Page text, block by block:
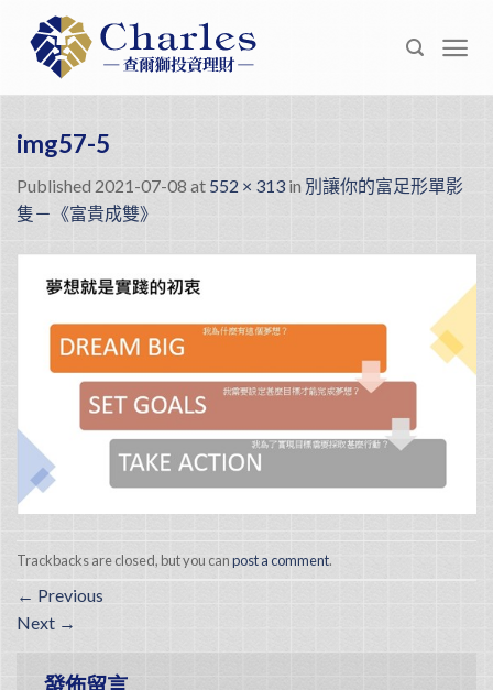
content
img57-5
Published 2021-07-08 at 552 × 313 in 別讓你的富足形單影
隻－《富貴成雙》
Trackbacks are closed, but you canpost a comment.
← Previous
Next →